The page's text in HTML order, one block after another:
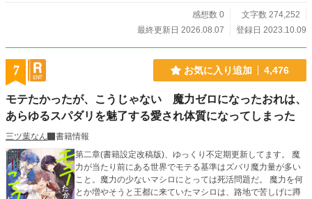
のほうも、どうぞご覧になってみて下さい。 もともと漫画で
原稿にする又はネーム原作を目指して描き始めたので、オリ
問題が発生したり、書き直したくなった場合は、いったん投
稿を取り下げるかもです。 （一章と四章の後ろのほうでわり
ご留意ください）
感想数 0
文字数 274,252
最終更新日 2026.08.07
登録日 2023.10.09
7 お気に入り追加 4,476
モテたかったが、こうじゃない 魔力ゼロになったおれは、
あらゆるスパダリを魅了する愛され体質になってしまった
三ツ葉なん
書籍情報
第二章(書籍設定改稿版)、ゆっくり不定期更新してます。 魔
力が当たり前にある世界でモテる基準はズバリ魔力量が多い
こと。魔力の少ないマシロにとっては死活問題だ。 魔力を何
とか増やそうと王都に来ていたマシロは、路地で苦しげに蹲